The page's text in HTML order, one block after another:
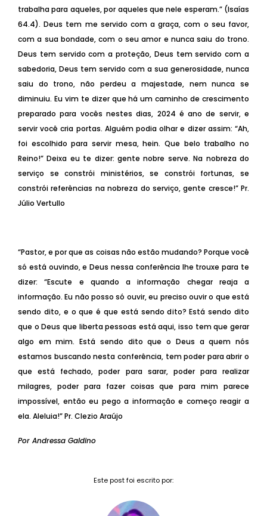
trabalha para aqueles, por aqueles que nele esperam.” (Isaías
64.4). Deus tem me servido com a graça, com o seu favor,
com a sua bondade, com o seu amor e nunca saiu do trono.
Deus tem servido com a proteção, Deus tem servido com a
sabedoria, Deus tem servido com a sua generosidade, nunca
saiu do trono, não perdeu a majestade, nem nunca se
diminuiu. Eu vim te dizer que há um caminho de crescimento
preparado para vocês nestes dias, 2024 é ano de servir, e
servir você cria portas. Alguém podia olhar e dizer assim: “Ah,
foi escolhido para servir mesa, hein. Que belo trabalho no
Reino!” Deixa eu te dizer: gente nobre serve. Na nobreza do
serviço se constrói ministérios, se constrói fortunas, se
constrói referências na nobreza do serviço, gente cresce!” Pr.
Júlio Vertullo
“Pastor, e por que as coisas não estão mudando? Porque você
só está ouvindo, e Deus nessa conferência lhe trouxe para te
dizer: “Escute e quando a informação chegar reaja a
informação. Eu não posso só ouvir, eu preciso ouvir o que está
sendo dito, e o que é que está sendo dito? Está sendo dito
que o Deus que liberta pessoas está aqui, isso tem que gerar
algo em mim. Está sendo dito que o Deus a quem nós
estamos buscando nesta conferência, tem poder para abrir o
que está fechado, poder para sarar, poder para realizar
milagres, poder para fazer coisas que para mim parece
impossível, então eu pego a informação e começo reagir a
ela. Aleluia!” Pr. Clezio Araújo
Por Andressa Galdino
Este post foi escrito por: